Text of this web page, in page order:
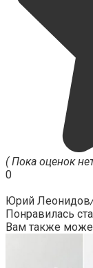
( Пока оценок
0
Юрий Леонидов
Понравилась
Вам также